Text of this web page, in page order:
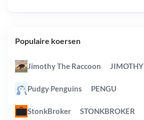
Populaire koersen
Jimothy The Raccoon JIMOTHY
Pudgy Penguins PENGU
StonkBroker STONKBROKER